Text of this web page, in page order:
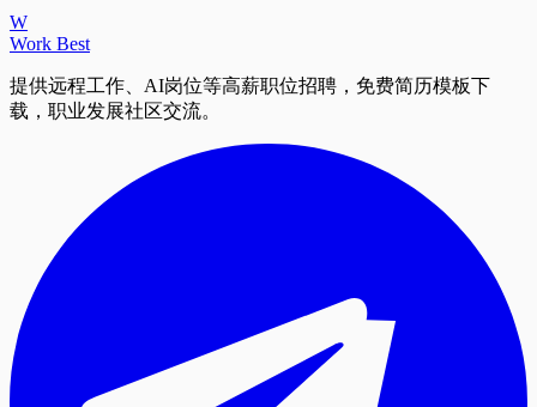
W
Work Best
提供远程工作、AI岗位等高薪职位招聘，免费简历模板下
载，职业发展社区交流。